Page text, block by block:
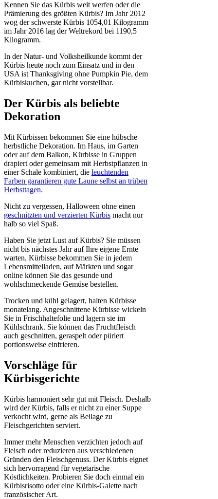
Kennen Sie das Kürbis weit werfen oder die
Prämierung des größten Kürbis? Im Jahr 2012
wog der schwerste Kürbis 1054,01 Kilogramm
im Jahr 2016 lag der Weltrekord bei 1190,5
Kilogramm.
In der Natur- und Volksheilkunde kommt der
Kürbis heute noch zum Einsatz und in den
USA ist Thanksgiving ohne Pumpkin Pie, dem
Kürbiskuchen, gar nicht vorstellbar.
Der Kürbis als beliebte
Dekoration
Mit Kürbissen bekommen Sie eine hübsche
herbstliche Dekoration. Im Haus, im Garten
oder auf dem Balkon, Kürbisse in Gruppen
drapiert oder gemeinsam mit Herbstpflanzen in
einer Schale kombiniert, die leuchtenden
Farben garantieren gute Laune selbst an trüben
Herbsttagen.
Nicht zu vergessen, Halloween ohne einen
geschnitzten und verzierten Kürbis macht nur
halb so viel Spaß.
Haben Sie jetzt Lust auf Kürbis? Sie müssen
nicht bis nächstes Jahr auf Ihre eigene Ernte
warten, Kürbisse bekommen Sie in jedem
Lebensmittelladen, auf Märkten und sogar
online können Sie das gesunde und
wohlschmeckende Gemüse bestellen.
Trocken und kühl gelagert, halten Kürbisse
monatelang. Angeschnittene Kürbisse wickeln
Sie in Frischhaltefolie und lagern sie im
Kühlschrank. Sie können das Fruchtfleisch
auch geschnitten, geraspelt oder püriert
portionsweise einfrieren.
Vorschläge für
Kürbisgerichte
Kürbis harmoniert sehr gut mit Fleisch. Deshalb
wird der Kürbis, falls er nicht zu einer Suppe
verkocht wird, gerne als Beilage zu
Fleischgerichten serviert.
Immer mehr Menschen verzichten jedoch auf
Fleisch oder reduzieren aus verschiedenen
Gründen den Fleischgenuss. Der Kürbis eignet
sich hervorragend für vegetarische
Köstlichkeiten. Probieren Sie doch einmal ein
Kürbisrisotto oder eine Kürbis-Galette nach
französischer Art.